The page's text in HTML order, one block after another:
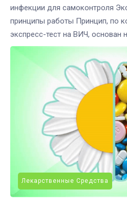
инфекции для самоконтроля
принципы работы Принцип, по
экспресс-тест на ВИЧ, основан
Лекарственные Средства